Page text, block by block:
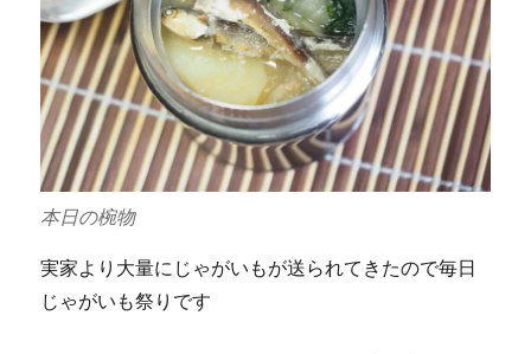
本日の椀物
実家より大量にじゃがいもが送られてきたので毎日
じゃがいも祭りです